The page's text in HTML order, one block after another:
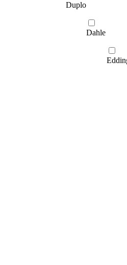
Duplo
Dahle